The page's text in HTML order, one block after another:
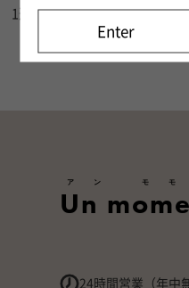
1週間分の出勤情報をご確認い
細ページよ
Un
アン モ
24時間営業（年中
Enter